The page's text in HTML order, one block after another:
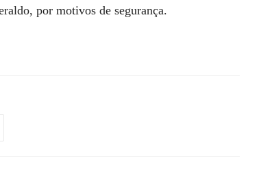
por motivos de segurança.